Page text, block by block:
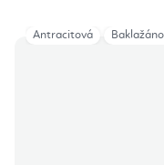
Antracitová